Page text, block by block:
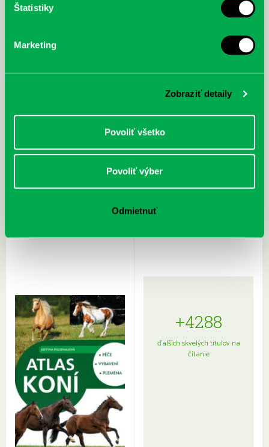
Štatistiky
Marketing
Zobraziť detaily
Povoliť všetko
Povoliť výber
Odmietnuť
Rudź, Przemyslaw: Atlas hviezd:
Sprievodca po hviezdnej oblohe
Hardy, Paula: Japonsko na tanieri:
kompletný sprievodca
+4288
ďalších skvelých titulov na
čítanie